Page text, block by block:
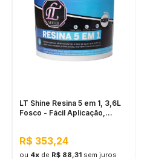
LT Shine Resina 5 em 1, 3,6L
Fosco - Fácil Aplicação,
R$ 353,24
ou 4xde R$ 88,31 sem juros